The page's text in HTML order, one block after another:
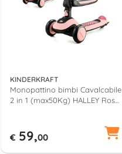
KINDERKRAFT
Monopattino bimbi Cavalcabile
2 in 1 (max50Kg) HALLEY Rose
€ 59,00